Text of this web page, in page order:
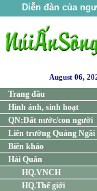
Diễn đàn của
August 06,
Trang đầu
Hình ảnh, sinh hoạt
QN:Đất nước/con người
Liên trường Quảng Ngãi
Biên khảo
Hải Quân
HQ.VNCH
HQ.Thế giới